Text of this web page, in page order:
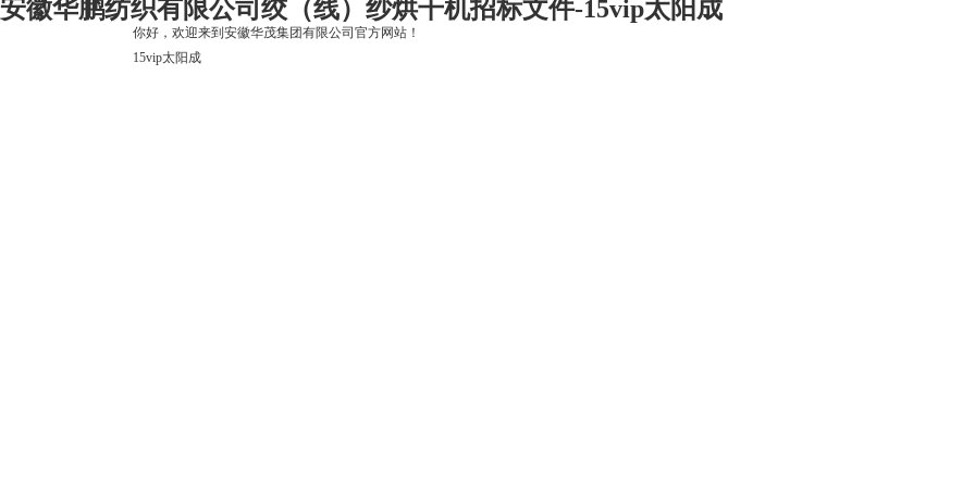
安徽华鹏纺织有限公司绞（线）纱烘干机招标文件-15vip太阳成
你好，欢迎来到安徽华茂集团有限公司官方网站！
15vip太阳成